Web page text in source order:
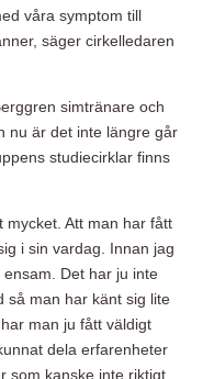
våra symptom till
säger cirkelledaren
simtränare och
nu är det inte längre går
studiecirklar finns
mycket. Att man har fått
i sin vardag. Innan jag
Det har ju inte
så man har känt sig lite
man ju fått väldigt
dela erfarenheter
som kanske inte riktigt